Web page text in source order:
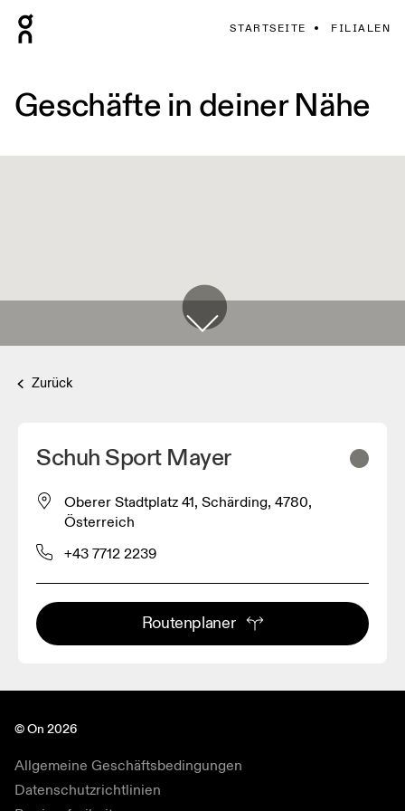
STARTSEITE FILIALEN
Geschäfte in deiner Nähe
Zurück
Schuh Sport Mayer
Oberer Stadtplatz 41, Schärding, 4780,
Österreich
+43 7712 2239
Routenplaner
© On 2026
Allgemeine Geschäftsbedingungen
Datenschutzrichtlinien